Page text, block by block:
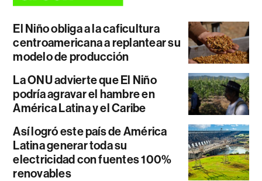
El Niño obliga a la caficultura
centroamericana a replantear su
modelo de producción
La ONU advierte que El Niño
podría agravar el hambre en
América Latina y el Caribe
Así logró este país de América
Latina generar toda su
electricidad con fuentes 100%
renovables